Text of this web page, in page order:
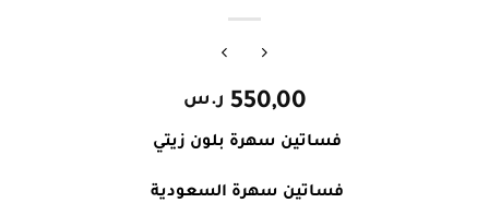
550,00 ر.س
فساتين سهرة بلون زيتي
فساتين سهرة السعودية